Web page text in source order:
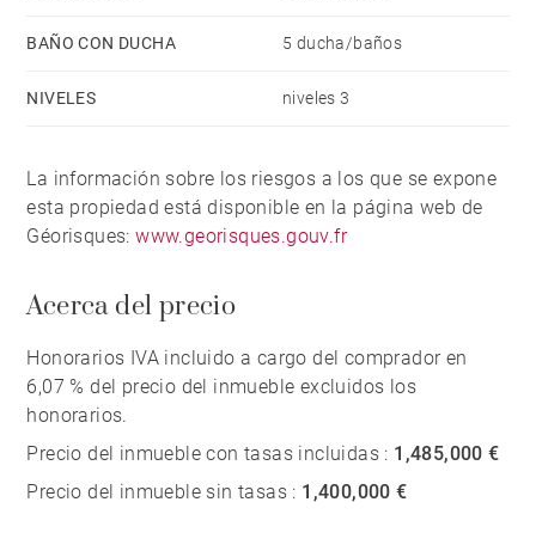
BAÑO CON DUCHA 5 ducha/baños
NIVELES niveles 3
La información sobre los riesgos a los que se expone
esta propiedad está disponible en la página web de
Géorisques:www.georisques.gouv.fr
Acerca del precio
Honorarios IVA incluido a cargo del comprador en
6,07 % del precio del inmueble excluidos los
honorarios.
Precio del inmueble con tasas incluidas : 1,485,000 €
Precio del inmueble sin tasas : 1,400,000 €